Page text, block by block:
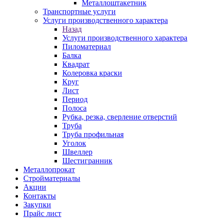
Металлоштакетник
Транспортные услуги
Услуги производственного характера
Назад
Услуги производственного характера
Пиломатериал
Балка
Квадрат
Колеровка краски
Круг
Лист
Период
Полоса
Рубка, резка, сверление отверстий
Труба
Труба профильная
Уголок
Швеллер
Шестигранник
Металлопрокат
Стройматериалы
Акции
Контакты
Закупки
Прайс лист